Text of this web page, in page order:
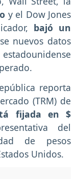
y el Dow Jones
bajó un
nuevos datos
reporta
(TRM) de
fijada en $
del
de pesos
Unidos.